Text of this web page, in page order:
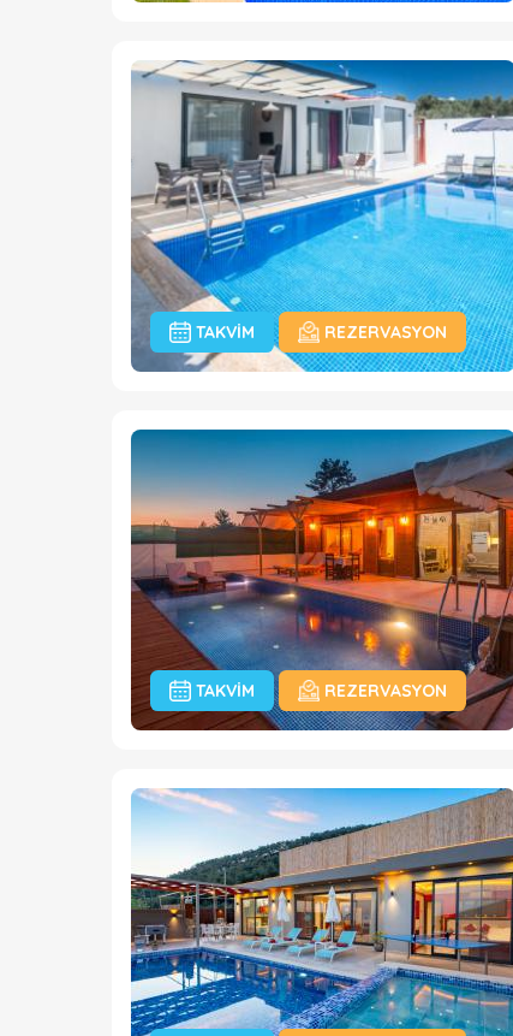
TAKVIM REZERVASYON
TAKVIM REZERVASYON